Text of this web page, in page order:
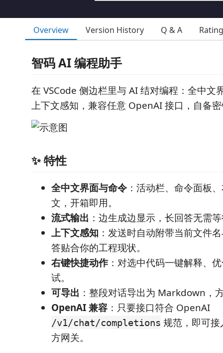
Overview Version History Q & A
智码 AI 编程助手
在 VSCode 侧边栏里与 AI 结对编程：全中文
上下文感知，兼容任意 OpenAI 接口，自备
✨ 特性
全中文界面与命令 ：活动栏、命令面板
文，开箱即用。
流式输出 ：边生成边显示，长回答无需
上下文感知 ：发送时自动附带当前文件
答贴合你的工程现状。
右键快捷动作：对选中代码一键解释、
试。
可导出 ：整段对话导出为 Markdown，
OpenAI 兼容 ：只要接口符合 OpenAI
/v1/chat/completions 规范，即可
方网关。